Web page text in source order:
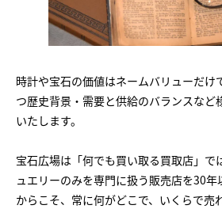
時計や宝石の価値はネームバリューだけ
つ歴史背景・需要と供給のバランスなど
いたします。
宝石広場は「何でも買い取る買取店」で
ュエリーのみを専門に扱う販売店を30
からこそ、常に何がどこで、いくらで売